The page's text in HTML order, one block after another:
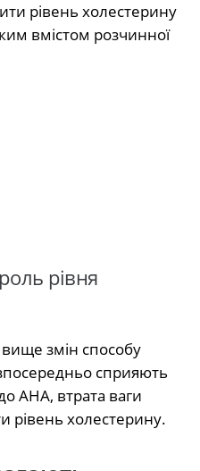
рівень холестерину
вмістом розчинної
рівня
змін способу
сприяють
AHA, втрата ваги
рівень холестерину.